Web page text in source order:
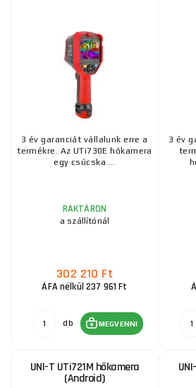
skálájához. Ezek a kamerák
amatőrök számára, akik részletes és
hőinformációt szeretnének szerezni az
tárgyakról és anyagokról.
3 év garanciát vállalunk erre a
termékre. Az UTi730E hőkamera
egy csúcska ...
RAKTÁRON
a szállítónál
302 210 Ft
ÁFA nélkül 237 961 Ft
db MEGVENNI
3 év
UNI-T UTi721M hőkamera
(Android)